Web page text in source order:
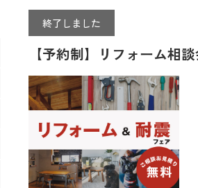
終了しました
【予約制】リフォーム